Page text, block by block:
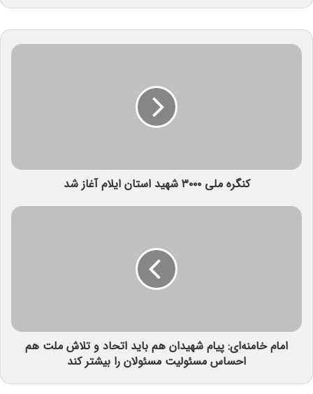
کنگره ملی ۳۰۰۰ شهید استان ایلام آغاز شد
امام خامنه‌ای: پیام شهیدان هم باید اتحاد و تلاش ملت هم
احساس مسئولیت مسئولان را بیشتر کند